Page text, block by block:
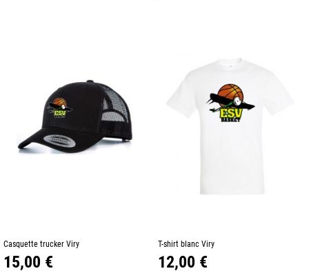
Casquette trucker Viry
Prix
15,00 €
T-shirt blanc Viry
Prix
12,00 €